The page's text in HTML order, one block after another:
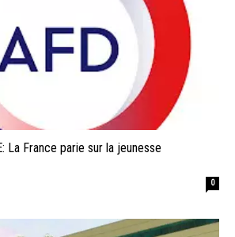
La France parie sur la jeunesse
0